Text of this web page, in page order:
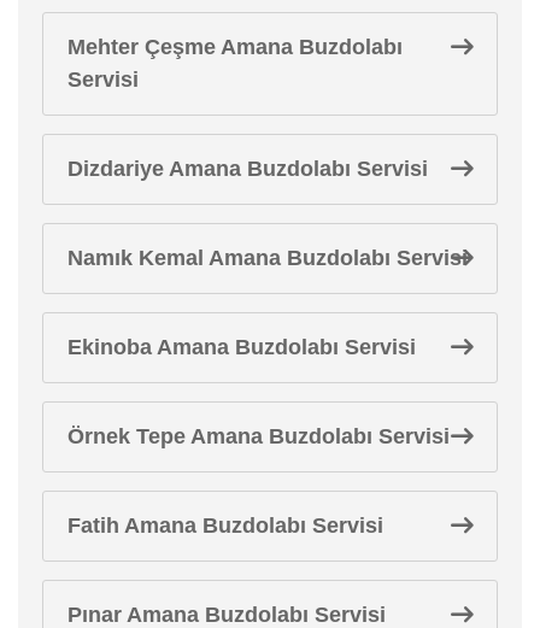
Mehter Çeşme Amana Buzdolabı
Servisi
Dizdariye Amana Buzdolabı Servisi
Namık Kemal Amana Buzdolabı Servisi
Ekinoba Amana Buzdolabı Servisi
Örnek Tepe Amana Buzdolabı Servisi
Fatih Amana Buzdolabı Servisi
Pınar Amana Buzdolabı Servisi